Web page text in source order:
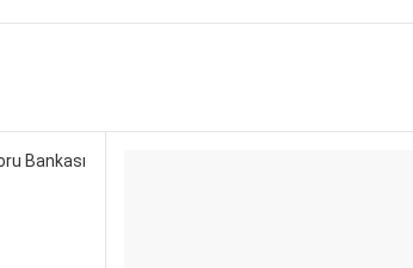
Bankası